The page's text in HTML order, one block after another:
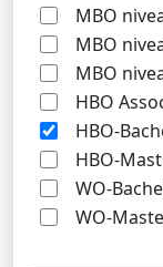
MBO
MBO
MBO
HBO
HBO-
HBO-
WO-
WO-